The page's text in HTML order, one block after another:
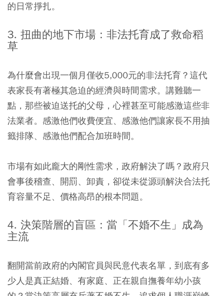
的日常掙扎。
3. 扭曲的地下市場：非法托育成了救命稻
草
為什麼會出現一個月僅收5,000元的非法托育？這代
表家長有著極其急迫的經濟與時間需求。講難聽一
點，那些被迫送托的父母，心裡甚至可能感激這些非
法業者。感激他們收費便宜、感激他們讓家長不用抽
籤排隊、感激他們配合加班時間。
市場有如此龐大的剛性需求，政府解決了嗎？政府只
會事後稽查、開罰、卸責，卻從未從源頭解決合法托
育容量不足、價格高昂的根本問題。
4. 決策階層的盲區：當「不婚不生」成為
主流
翻開當前政府的內閣官員與民意代表名單，到底有多
少人是真正結婚、有家庭、正在親自撫養年幼小孩